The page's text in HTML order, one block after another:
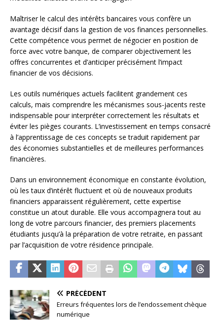
Maîtriser le calcul des intérêts bancaires vous confère un
avantage décisif dans la gestion de vos finances personnelles.
Cette compétence vous permet de négocier en position de
force avec votre banque, de comparer objectivement les
offres concurrentes et d’anticiper précisément l’impact
financier de vos décisions.
Les outils numériques actuels facilitent grandement ces
calculs, mais comprendre les mécanismes sous-jacents reste
indispensable pour interpréter correctement les résultats et
éviter les pièges courants. L’investissement en temps consacré
à l’apprentissage de ces concepts se traduit rapidement par
des économies substantielles et de meilleures performances
financières.
Dans un environnement économique en constante évolution,
où les taux d’intérêt fluctuent et où de nouveaux produits
financiers apparaissent régulièrement, cette expertise
constitue un atout durable. Elle vous accompagnera tout au
long de votre parcours financier, des premiers placements
étudiants jusqu’à la préparation de votre retraite, en passant
par l’acquisition de votre résidence principale.
PRÉCÉDENT
Erreurs fréquentes lors de l’endossement chèque
numérique